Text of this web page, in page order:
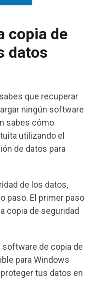
copia de
datos
que recuperar
ningún software
sabes cómo
utilizando el
de datos para
de los datos,
paso. El primer paso
copia de seguridad
software de copia de
para Windows
tus datos en